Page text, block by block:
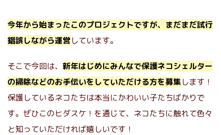
今年から始まったこのプロジェクトですが、まだまだ試行
錯誤しながら運営しています。
そこで今回は、 新年はじめにみんなで保護ネコシェルター
の掃除などのお手伝いをしていただける方を募集します！
保護しているネコたちは本当にかわいい子たちばかりで
す。ぜひこのヒダスケ！を通じて、ネコたちに触れて色々
と知っていただければ嬉しいです！